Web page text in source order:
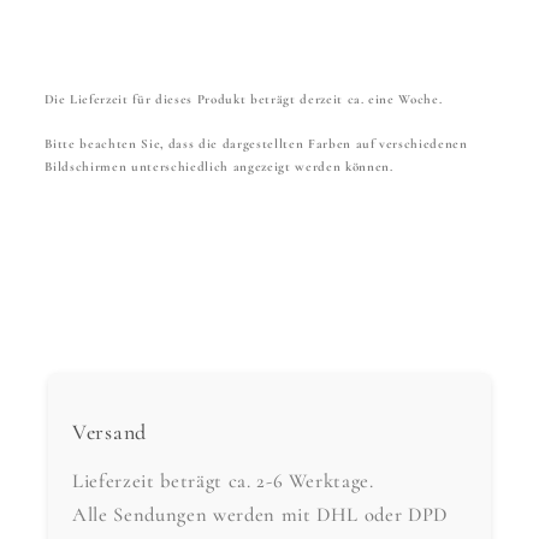
Die Lieferzeit für dieses Produkt beträgt derzeit ca. eine Woche.
Bitte beachten Sie, dass die dargestellten Farben auf verschiedenen
Bildschirmen unterschiedlich angezeigt werden können.
Versand
Lieferzeit beträgt ca. 2-6 Werktage.
Alle Sendungen werden mit DHL oder DPD